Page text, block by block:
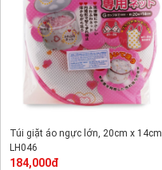
Túi giặt áo ngực lớn, 20cm x 14cm
LH046
184,000đ